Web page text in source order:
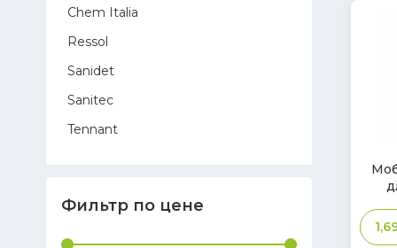
Chem Italia
Ressol
Sanidet
Sanitec
Tennant
Toreco
Фильтр по цене